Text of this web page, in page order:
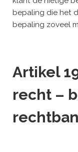
bepaling die het
bepaling zoveel
Artikel
recht –